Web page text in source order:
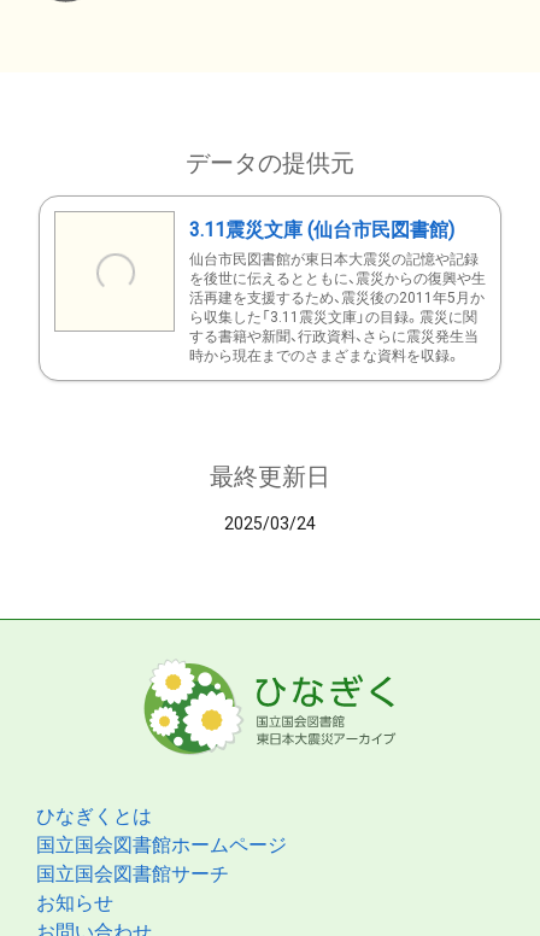
データの提供元
3.11震災文庫 (仙台市民図書館)
仙台市民図書館が東日本大震災の記憶や記録
を後世に伝えるとともに、震災からの復興や生
活再建を支援するため、震災後の2011年5月か
ら収集した「3.11震災文庫」の目録。震災に関
する書籍や新聞、行政資料、さらに震災発生当
時から現在までのさまざまな資料を収録。
最終更新日
2025/03/24
ひなぎくとは
国立国会図書館ホームページ
国立国会図書館サーチ
お知らせ